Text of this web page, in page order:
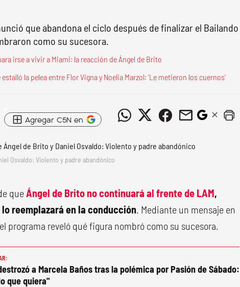
que abandona el ciclo después de finalizar el Bailando
como su sucesora.
irse a vivir a Miami: la reacción de Ángel de Brito
la pelea entre Flor Vigna y Noelia Marzol: 'Le metieron los cuernos'
Agregar C5N en
Osvaldo: Violento y padre abandónico
queÁngel de Brito no continuará al frente de LAM,
reemplazará en la conducción. Mediante un mensaje en
programa reveló qué figura nombró como su sucesora.
a Marcela Baños tras la polémica por Pasión de Sábado:
que quiera"